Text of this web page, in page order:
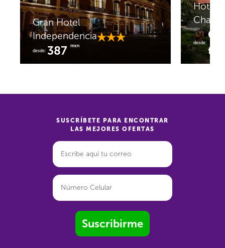
Gran Hotel
Independencia
desde: 387 mxn
Hotel
Chalet
desde:
SUSCRÍBETE PARA ENCONTRAR
LAS MEJORES OFERTAS
Suscribirme